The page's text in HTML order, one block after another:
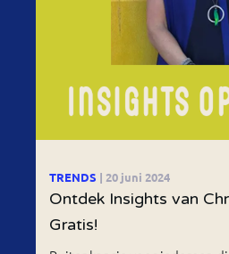
TRENDS | 20 juni 2024
Ontdek Insights van
Gratis!